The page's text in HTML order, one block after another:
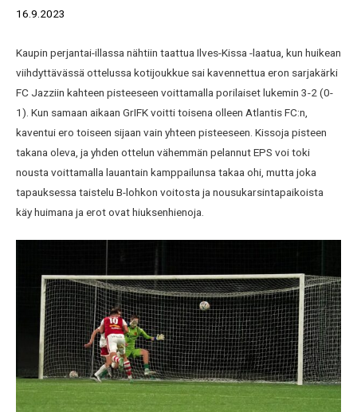
16.9.2023
Kaupin perjantai-illassa nähtiin taattua Ilves-Kissa -laatua, kun huikean
viihdyttävässä ottelussa kotijoukkue sai kavennettua eron sarjakärki
FC Jazziin kahteen pisteeseen voittamalla porilaiset lukemin 3-2 (0-
1). Kun samaan aikaan GrIFK voitti toisena olleen Atlantis FC:n,
kaventui ero toiseen sijaan vain yhteen pisteeseen. Kissoja pisteen
takana oleva, ja yhden ottelun vähemmän pelannut EPS voi toki
nousta voittamalla lauantain kamppailunsa takaa ohi, mutta joka
tapauksessa taistelu B-lohkon voitosta ja nousukarsintapaikoista
käy huimana ja erot ovat hiuksenhienoja.